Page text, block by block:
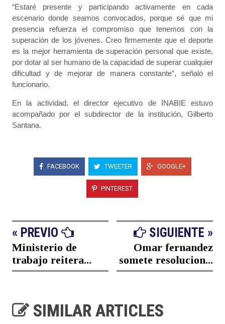
“Estaré presente y participando activamente en cada
escenario donde seamos convocados, porque sé que mi
presencia refuerza el compromiso que tenemos con la
superación de los jóvenes. Creo firmemente que el deporte
es la mejor herramienta de superación personal que existe,
por dotar al ser humano de la capacidad de superar cualquier
dificultad y de mejorar de manera constante”, señaló el
funcionario.
En la actividad, el director ejecutivo de INABIE estuvo
acompañado por el subdirector de la institución, Gilberto
Santana.
FACEBOOK TWEETER GOOGLE+
PINTEREST
« PREVIO
Ministerio de
trabajo reitera...
SIGUIENTE »
Omar fernandez
somete resolucion...
SIMILAR ARTICLES